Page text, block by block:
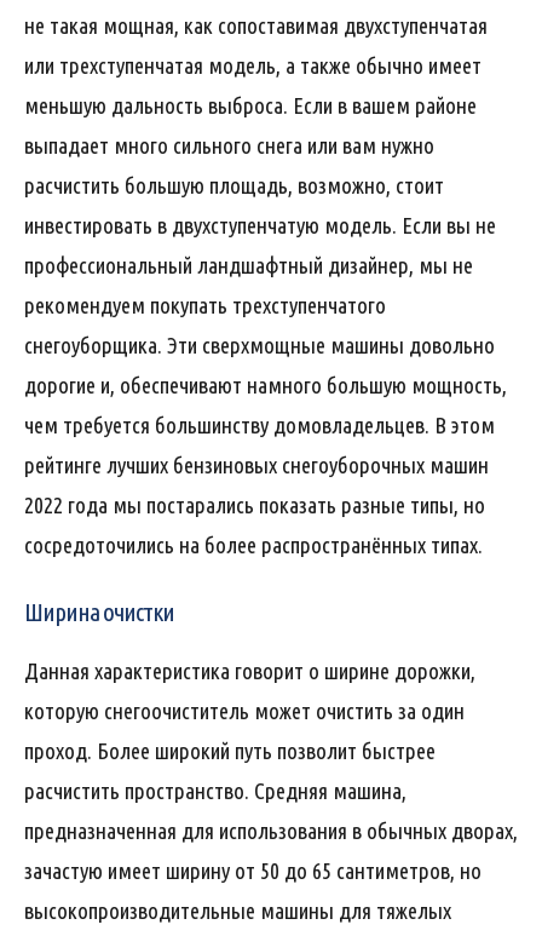
не такая мощная, как сопоставимая двухступенчатая
или трехступенчатая модель, а также обычно имеет
меньшую дальность выброса. Если в вашем районе
выпадает много сильного снега или вам нужно
расчистить большую площадь, возможно, стоит
инвестировать в двухступенчатую модель. Если вы не
профессиональный ландшафтный дизайнер, мы не
рекомендуем покупать трехступенчатого
снегоуборщика. Эти сверхмощные машины довольно
дорогие и, обеспечивают намного большую мощность,
чем требуется большинству домовладельцев. В этом
рейтинге лучших бензиновых снегоуборочных машин
2022 года мы постарались показать разные типы, но
сосредоточились на более распространённых типах.
Ширина очистки
Данная характеристика говорит о ширине дорожки,
которую снегоочиститель может очистить за один
проход. Более широкий путь позволит быстрее
расчистить пространство. Средняя машина,
предназначенная для использования в обычных дворах,
зачастую имеет ширину от 50 до 65 сантиметров, но
высокопроизводительные машины для тяжелых